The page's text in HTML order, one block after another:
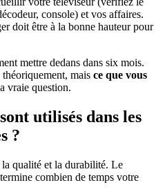
console) et vos affaires.
doit être à la bonne hauteur pour
mettre dedans dans six mois.
mais ce que vous
vraie question.
utilisés dans les
?
qualité et la durabilité. Le
combien de temps votre